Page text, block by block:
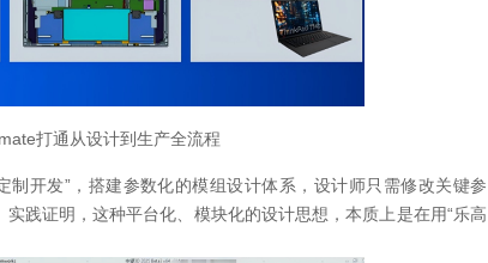
打通从设计到生产全流程
开发”，搭建参数化的模组设计体系，设计师只需修改关键参
践证明，这种平台化、模块化的设计思想，本质上是在用“乐高